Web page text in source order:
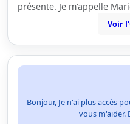
présente. Je m'appelle
Voir
Bonjour, Je n'ai plus accès
vous m'aider.